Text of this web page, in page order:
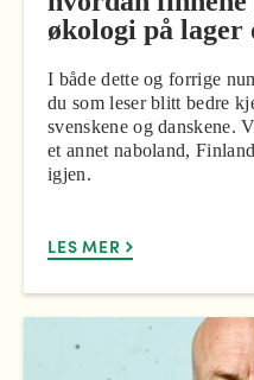
økologi på lager
I både dette og forrige
du som leser blitt bedre
svenskene og danskene.
et annet naboland,
igjen.
LES MER